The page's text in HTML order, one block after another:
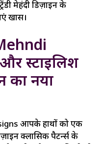
मेहंदी डिज़ाइन के
खास।
स्टाइलिश
का नया
आपके हाथों को एक
क्लासिक पैटर्न्स के